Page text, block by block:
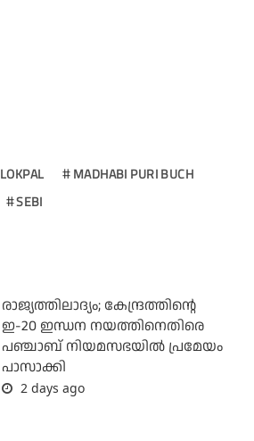
LOKPAL
MADHABI PURI BUCH
SEBI
രാജ്യത്തിലാദ്യം; കേന്ദ്രത്തിന്റെ
ഇ-20 ഇന്ധന നയത്തിനെതിരെ
പഞ്ചാബ് നിയമസഭയില്‍ പ്രമേയം
പാസാക്കി
2 days ago